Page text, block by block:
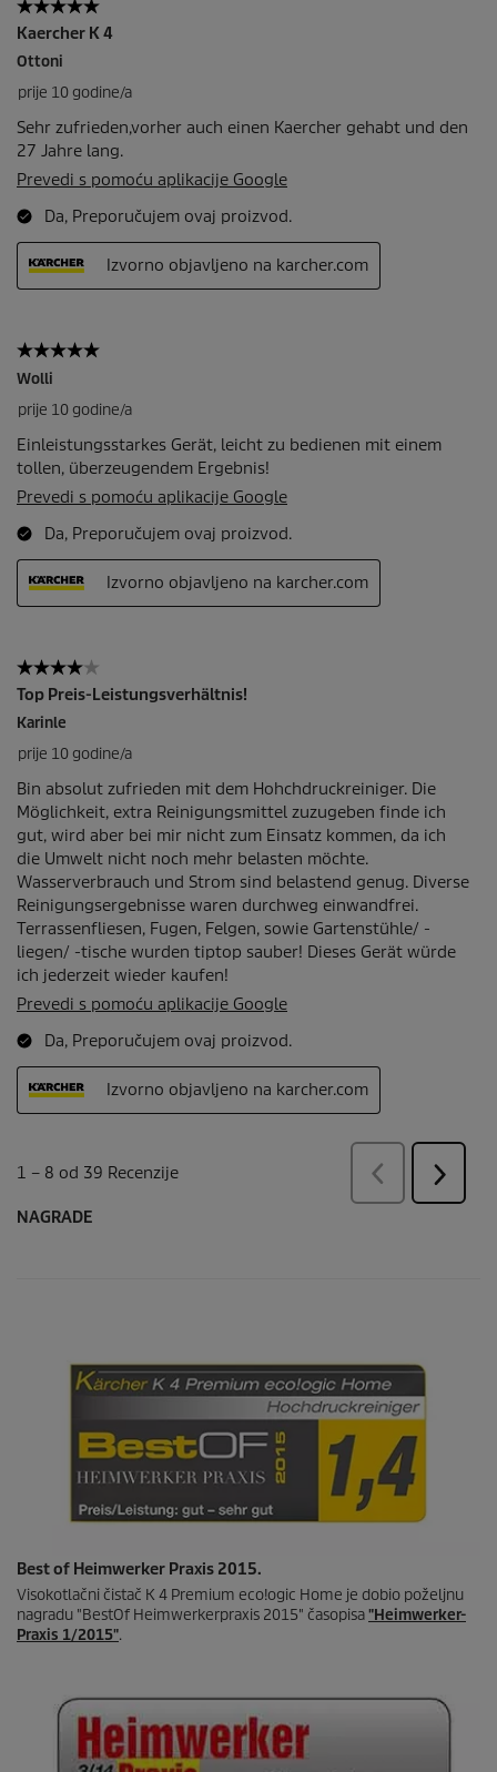
NAGRADE
Best of Heimwerker Praxis 2015.
Visokotlačni čistač K 4 Premium eco!ogic Home je dobio poželjnu
nagradu "BestOf Heimwerkerpraxis 2015" časopisa"Heimwerker-
Praxis 1/2015".